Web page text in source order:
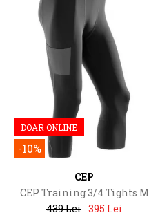
DOAR ONLINE
-10%
CEP
CEP Training 3/4 Tights M
439 Lei 395 Lei